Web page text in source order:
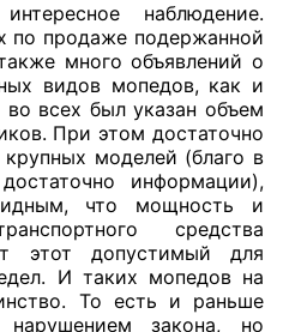
наблюдение.
по продаже подержанной
много объявлений о
видов мопедов, как и
всех был указан объем
При этом достаточно
моделей (благо в
информации),
что мощность и
средства
этот допустимый для
И таких мопедов на
То есть и раньше
закона, но